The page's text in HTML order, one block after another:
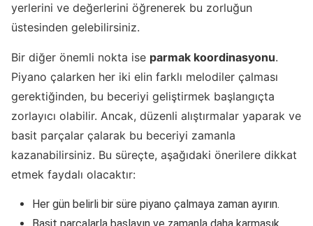
yerlerini ve değerlerini öğrenerek bu zorluğun
üstesinden gelebilirsiniz.
Bir diğer önemli nokta ise parmak koordinasyonu.
Piyano çalarken her iki elin farklı melodiler çalması
gerektiğinden, bu beceriyi geliştirmek başlangıçta
zorlayıcı olabilir. Ancak, düzenli alıştırmalar yaparak ve
basit parçalar çalarak bu beceriyi zamanla
kazanabilirsiniz. Bu süreçte, aşağıdaki önerilere dikkat
etmek faydalı olacaktır:
Her gün belirli bir süre piyano çalmaya zaman ayırın.